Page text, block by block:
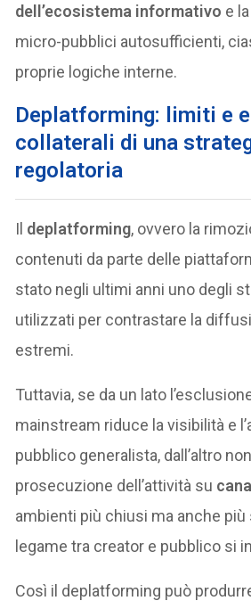
dell’ecosistema informativo e
micro-pubblici autosufficienti,
proprie logiche interne.
Deplatforming: limiti e
collaterali di una
regolatoria
Il deplatforming, ovvero la
contenuti da parte delle
stato negli ultimi anni uno degli
utilizzati per contrastare la
estremi.
Tuttavia, se da un lato
mainstream riduce la visibilità e
pubblico generalista, dall’altro
prosecuzione dell’attività su
ambienti più chiusi ma anche più
legame tra creator e pubblico si
Così il deplatforming può